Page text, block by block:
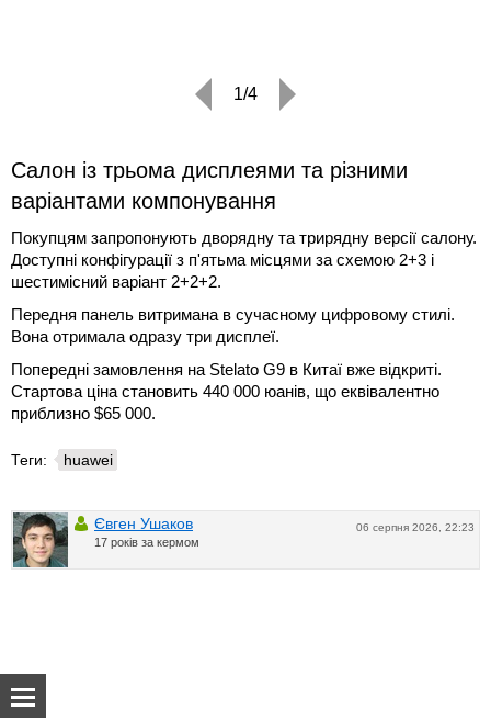
1/4
Салон із трьома дисплеями та різними
варіантами компонування
Покупцям запропонують дворядну та трирядну версії салону.
Доступні конфігурації з п'ятьма місцями за схемою 2+3 і
шестимісний варіант 2+2+2.
Передня панель витримана в сучасному цифровому стилі.
Вона отримала одразу три дисплеї.
Попередні замовлення на Stelato G9 в Китаї вже відкриті.
Стартова ціна становить 440 000 юанів, що еквівалентно
приблизно $65 000.
Теги: huawei
06 серпня 2026, 22:23
Євген Ушаков
17 років за кермом